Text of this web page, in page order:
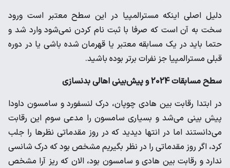
دلیل اصلی اینکه مسترالمپیا در این سطح معتبر است ورود
سخت به آن است که صرفا با ثبت نام کردن نمی‌شود وارد شد و
حتما باید در یک مسابقه معتبر یا قهرمان شده باشی یا در دوره
قبلی مسترالمپیا جز نفرات برتر بوده باشید.
سطح مسابقات 2024 و پیش‌بینی اهالی بدنسازی
در ابتدا رقابت بین هادی چوپان، درک لنسفورد و سامسون داودا
پیش بینی می‌شد و بسیاری سامسون را مدعی سوم این رقابت
می‌دانستند اما در انتها دیدید که در روز مقدماتی نظرها را جلب
کرد، اگر روز مقدماتی را در نظر بگیریم مشخص بود که درک شانسی
ندارد و رقابت بین هادی و سامسون بود، الان که ریز آرا مشخص